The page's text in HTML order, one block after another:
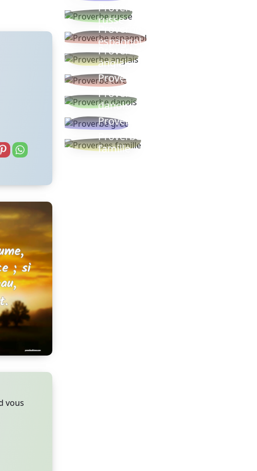
vous
Proverbe
russe
Proverbe
espagnol
Proverbe
anglais
Proverbe turc
Proverbe
danois
Proverbe grec
Proverbes
famille